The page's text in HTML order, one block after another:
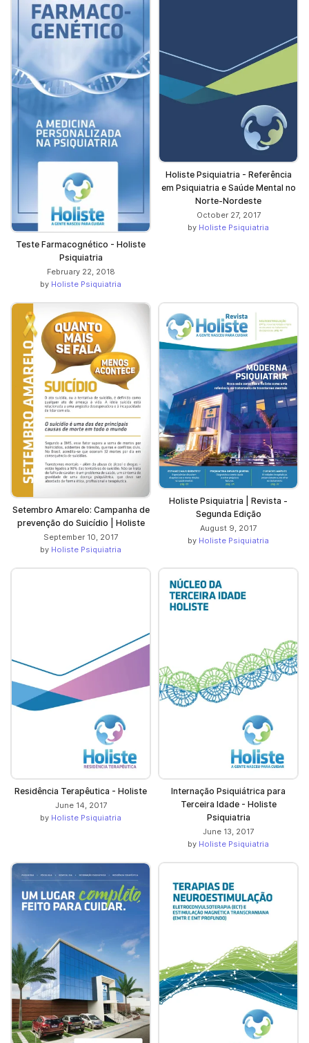
Teste Farmacognético - Holiste
Psiquiatria
February 22, 2018
by Holiste Psiquiatria
Holiste Psiquiatria - Referência
em Psiquiatria e Saúde Mental no
Norte-Nordeste
October 27, 2017
by Holiste Psiquiatria
Setembro Amarelo: Campanha de
prevenção do Suicídio | Holiste
September 10, 2017
by Holiste Psiquiatria
Holiste Psiquiatria | Revista -
Segunda Edição
August 9, 2017
by Holiste Psiquiatria
Residência Terapêutica - Holiste
June 14, 2017
by Holiste Psiquiatria
Internação Psiquiátrica para
Terceira Idade - Holiste
Psiquiatria
June 13, 2017
by Holiste Psiquiatria